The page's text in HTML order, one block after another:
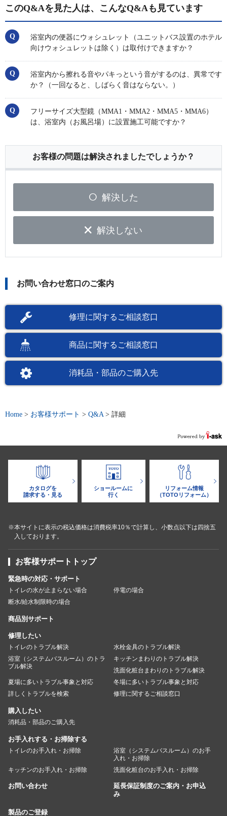
このQ&Aを見た人は、こんなQ&Aも見ています
浴室内の便器にウォシュレット（ユニットバス設置のホテル
向けウォシュレットは除く）は取付けできますか？
浴室内から擦れる音やパキっという音がするのは、異常です
か？（一回なると、しばらく音はならない。）
フリーサイズ大型鏡（MMA1・MMA2・MMA5・MMA6）
は、浴室内（お風呂場）に設置施工可能ですか？
お客様の問題は解決されましたでしょうか？
解決した
解決しない
お問い合わせ窓口のご案内
修理に関するご相談窓口
商品に関するご相談窓口
消耗品・部品のご購入先
Home > お客様サポート > Q&A > 詳細
カタログを
請求する・見る
ショールームに
行く
リフォーム情報
（TOTOリフォーム）
※本サイトに表示の税込価格は消費税率10％で計算し、小数点以下は四捨五
入しております。
お客様サポートトップ
緊急時の対応・サポート
トイレの水が止まらない場合
停電の場合
断水/給水制限時の場合
商品別サポート
修理したい
トイレのトラブル解決
水栓金具のトラブル解決
浴室（システムバスルーム）のトラ
ブル解決
キッチンまわりのトラブル解決
洗面化粧台まわりのトラブル解決
夏場に多いトラブル事象と対応
冬場に多いトラブル事象と対応
詳しくトラブルを検索
修理に関するご相談窓口
購入したい
消耗品・部品のご購入先
お手入れする・お掃除する
トイレのお手入れ・お掃除
浴室（システムバスルーム）のお手
入れ・お掃除
キッチンのお手入れ・お掃除
洗面化粧台のお手入れ・お掃除
お問い合わせ
延長保証制度のご案内・お申込
み
製品のご登録